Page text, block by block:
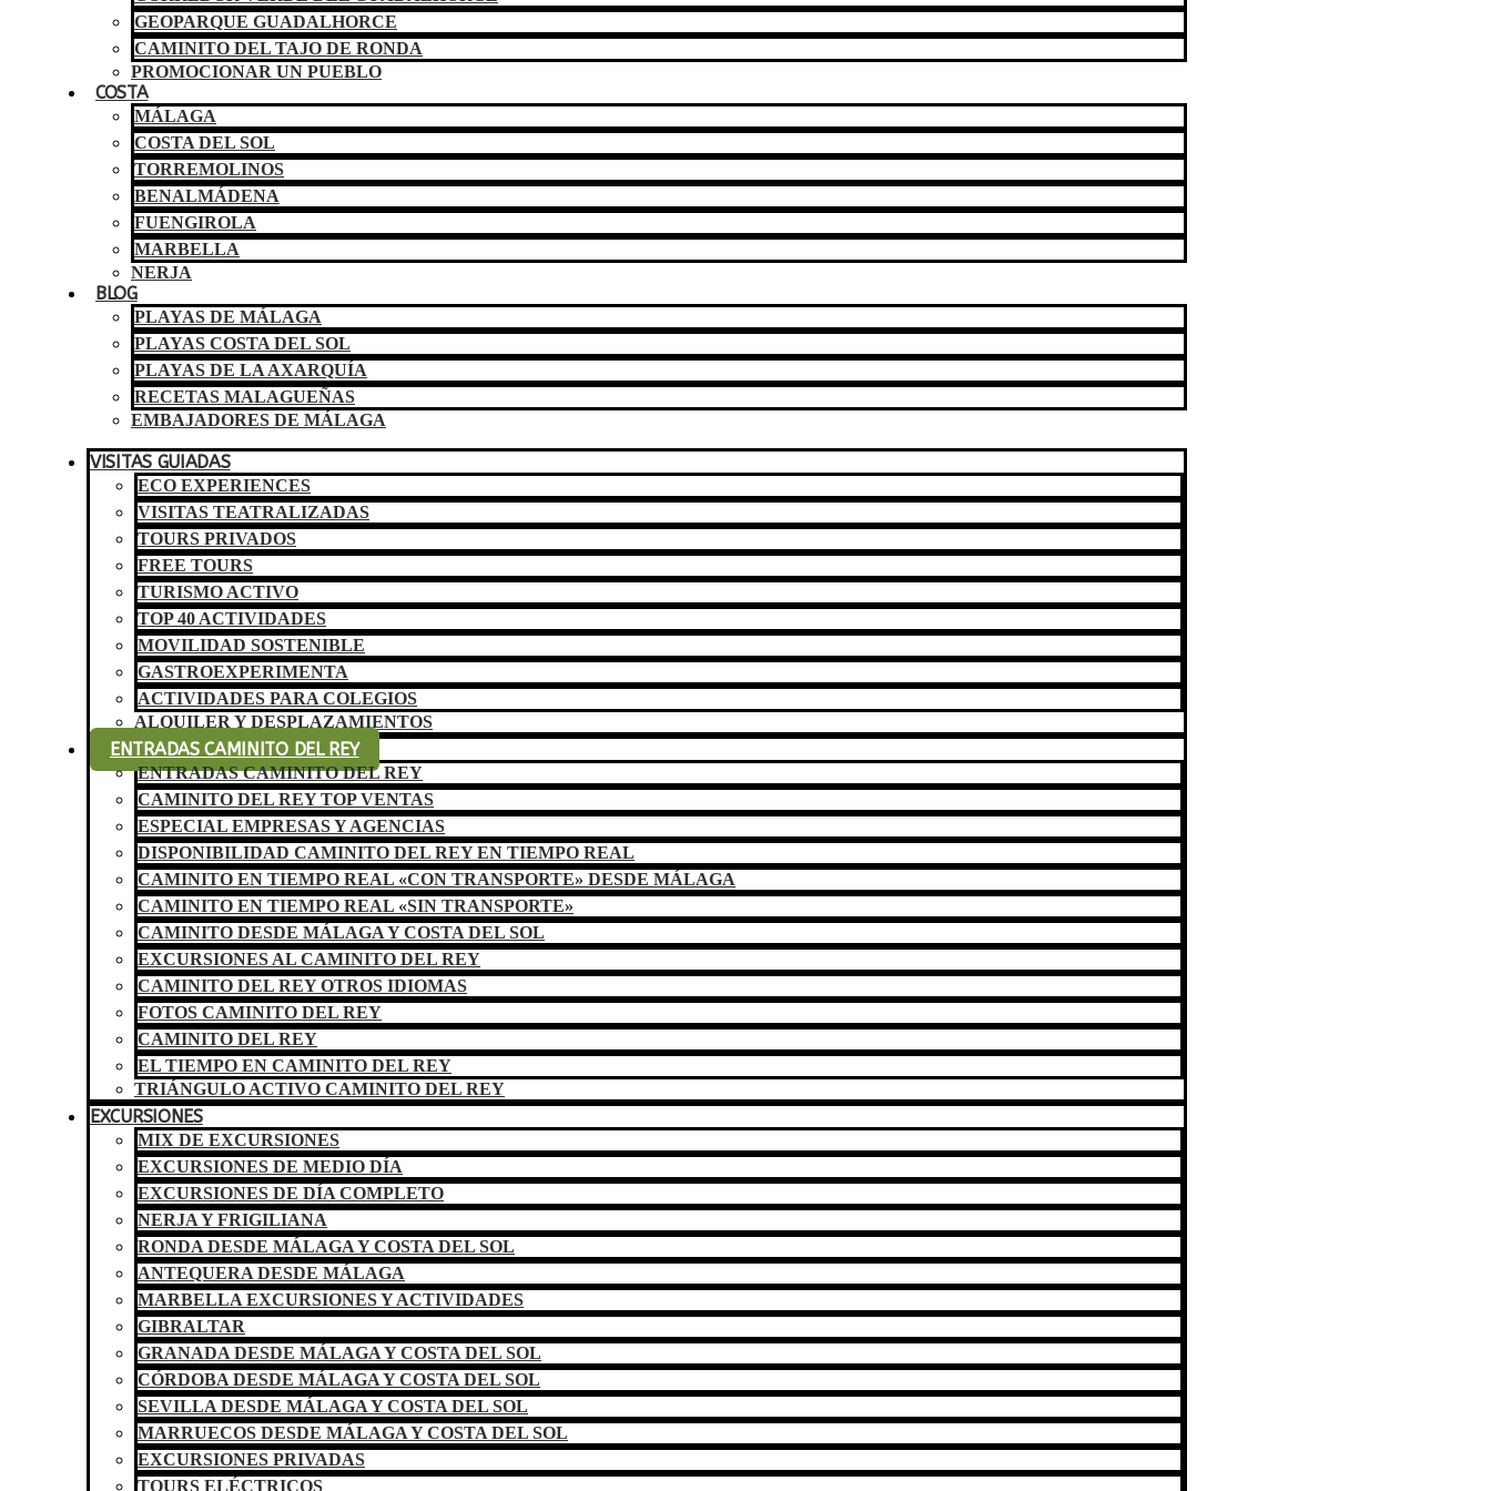
GEOPARQUE GUADALHORCE
CAMINITO DEL TAJO DE RONDA
PROMOCIONAR UN PUEBLO
COSTA
MÁLAGA
COSTA DEL SOL
TORREMOLINOS
BENALMÁDENA
FUENGIROLA
MARBELLA
NERJA
BLOG
PLAYAS DE MÁLAGA
PLAYAS COSTA DEL SOL
PLAYAS DE LA AXARQUÍA
RECETAS MALAGUEÑAS
EMBAJADORES DE MÁLAGA
VISITAS GUIADAS
ECO EXPERIENCES
VISITAS TEATRALIZADAS
TOURS PRIVADOS
FREE TOURS
TURISMO ACTIVO
TOP 40 ACTIVIDADES
MOVILIDAD SOSTENIBLE
GASTROEXPERIMENTA
ACTIVIDADES PARA COLEGIOS
ALQUILER Y DESPLAZAMIENTOS
ENTRADAS CAMINITO DEL REY
ENTRADAS CAMINITO DEL REY
CAMINITO DEL REY TOP VENTAS
ESPECIAL EMPRESAS Y AGENCIAS
DISPONIBILIDAD CAMINITO DEL REY EN TIEMPO REAL
CAMINITO EN TIEMPO REAL «CON TRANSPORTE» DESDE MÁLAGA
CAMINITO EN TIEMPO REAL «SIN TRANSPORTE»
CAMINITO DESDE MÁLAGA Y COSTA DEL SOL
EXCURSIONES AL CAMINITO DEL REY
CAMINITO DEL REY OTROS IDIOMAS
FOTOS CAMINITO DEL REY
CAMINITO DEL REY
EL TIEMPO EN CAMINITO DEL REY
TRIÁNGULO ACTIVO CAMINITO DEL REY
EXCURSIONES
MIX DE EXCURSIONES
EXCURSIONES DE MEDIO DÍA
EXCURSIONES DE DÍA COMPLETO
NERJA Y FRIGILIANA
RONDA DESDE MÁLAGA Y COSTA DEL SOL
ANTEQUERA DESDE MÁLAGA
MARBELLA EXCURSIONES Y ACTIVIDADES
GIBRALTAR
GRANADA DESDE MÁLAGA Y COSTA DEL SOL
CÓRDOBA DESDE MÁLAGA Y COSTA DEL SOL
SEVILLA DESDE MÁLAGA Y COSTA DEL SOL
MARRUECOS DESDE MÁLAGA Y COSTA DEL SOL
EXCURSIONES PRIVADAS
TOURS ELÉCTRICOS